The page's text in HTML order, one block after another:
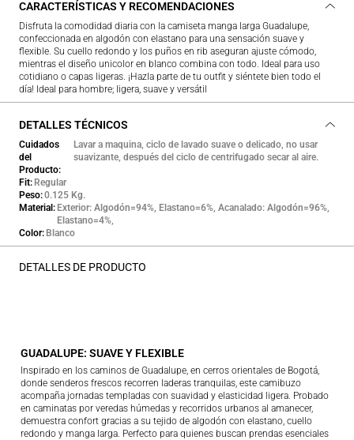
CARACTERÍSTICAS Y RECOMENDACIONES
Disfruta la comodidad diaria con la camiseta manga larga Guadalupe,
confeccionada en algodón con elastano para una sensación suave y
flexible. Su cuello redondo y los puños en rib aseguran ajuste cómodo,
mientras el diseño unicolor en blanco combina con todo. Ideal para uso
cotidiano o capas ligeras. ¡Hazla parte de tu outfit y siéntete bien todo el
día! Ideal para hombre; ligera, suave y versátil
DETALLES TÉCNICOS
Cuidados
del
Producto
Lavar a maquina, ciclo de lavado suave o delicado, no usar
suavizante, después del ciclo de centrifugado secar al aire.
Fit Regular
Peso 0.125 Kg.
Material
Exterior: Algodón=94%, Elastano=6%, Acanalado: Algodón=96%,
Elastano=4%,
Color Blanco
DETALLES DE PRODUCTO
GUADALUPE: SUAVE Y FLEXIBLE
Inspirado en los caminos de Guadalupe, en cerros orientales de Bogotá,
donde senderos frescos recorren laderas tranquilas, este camibuzo
acompaña jornadas templadas con suavidad y elasticidad ligera. Probado
en caminatas por veredas húmedas y recorridos urbanos al amanecer,
demuestra confort gracias a su tejido de algodón con elastano, cuello
redondo y manga larga. Perfecto para quienes buscan prendas esenciales